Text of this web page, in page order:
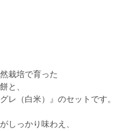
栽培で育った
と、
レ（白米）』のセットです。
しっかり味わえ、